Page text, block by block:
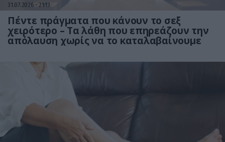
31.07.2026 21:13
Πέντε πράγματα που κάνουν το σεξ
χειρότερο – Τα λάθη που επηρεάζουν την
απόλαυση χωρίς να το καταλαβαίνουμε